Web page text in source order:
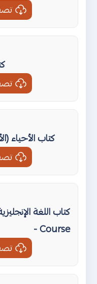
كتاب الأحياء
- Course